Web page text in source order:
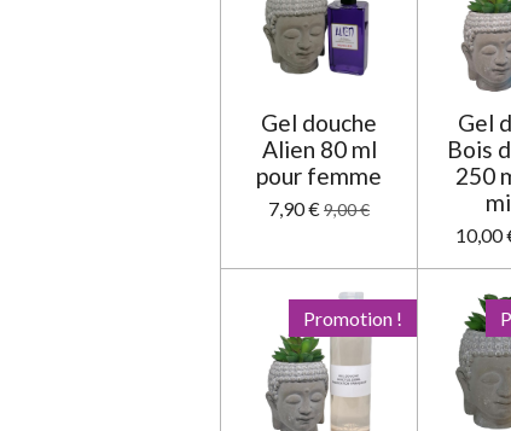
Gel douche
Alien 80 ml
pour femme
7,90 €9,00 €
Gel
Bois
250
10,00
Promotion !